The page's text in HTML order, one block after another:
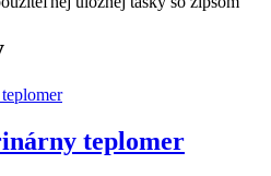
teplomer